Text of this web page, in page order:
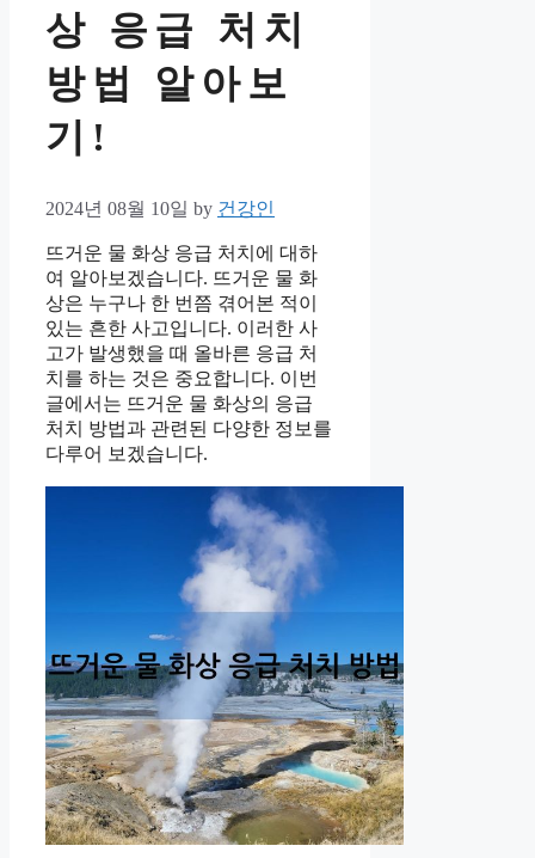
상 응급 처치
방법 알아보
기!
2024년 08월 10일 by 건강인
뜨거운 물 화상 응급 처치에 대하
여 알아보겠습니다. 뜨거운 물 화
상은 누구나 한 번쯤 겪어본 적이
있는 흔한 사고입니다. 이러한 사
고가 발생했을 때 올바른 응급 처
치를 하는 것은 중요합니다. 이번
글에서는 뜨거운 물 화상의 응급
처치 방법과 관련된 다양한 정보를
다루어 보겠습니다.